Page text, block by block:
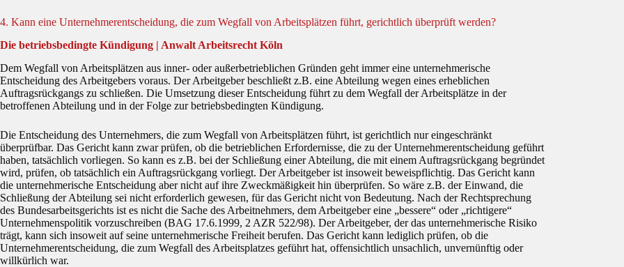
4. Kann eine Unternehmerentscheidung, die zum Wegfall von Arbeitsplätzen führt, gerichtlich überprüft werden?
Die betriebsbedingte Kündigung | Anwalt Arbeitsrecht Köln
Dem Wegfall von Arbeitsplätzen aus inner- oder außerbetrieblichen Gründen geht immer eine unternehmerische
Entscheidung des Arbeitgebers voraus. Der Arbeitgeber beschließt z.B. eine Abteilung wegen eines erheblichen
Auftragsrückgangs zu schließen. Die Umsetzung dieser Entscheidung führt zu dem Wegfall der Arbeitsplätze in der
betroffenen Abteilung und in der Folge zur betriebsbedingten Kündigung.
Die Entscheidung des Unternehmers, die zum Wegfall von Arbeitsplätzen führt, ist gerichtlich nur eingeschränkt
überprüfbar. Das Gericht kann zwar prüfen, ob die betrieblichen Erfordernisse, die zu der Unternehmerentscheidung geführt
haben, tatsächlich vorliegen. So kann es z.B. bei der Schließung einer Abteilung, die mit einem Auftragsrückgang begründet
wird, prüfen, ob tatsächlich ein Auftragsrückgang vorliegt. Der Arbeitgeber ist insoweit beweispflichtig. Das Gericht kann
die unternehmerische Entscheidung aber nicht auf ihre Zweckmäßigkeit hin überprüfen. So wäre z.B. der Einwand, die
Schließung der Abteilung sei nicht erforderlich gewesen, für das Gericht nicht von Bedeutung. Nach der Rechtsprechung
des Bundesarbeitsgerichts ist es nicht die Sache des Arbeitnehmers, dem Arbeitgeber eine „bessere“ oder „richtigere“
Unternehmenspolitik vorzuschreiben (BAG 17.6.1999, 2 AZR 522/98). Der Arbeitgeber, der das unternehmerische Risiko
trägt, kann sich insoweit auf seine unternehmerische Freiheit berufen. Das Gericht kann lediglich prüfen, ob die
Unternehmerentscheidung, die zum Wegfall des Arbeitsplatzes geführt hat, offensichtlich unsachlich, unvernünftig oder
willkürlich war.